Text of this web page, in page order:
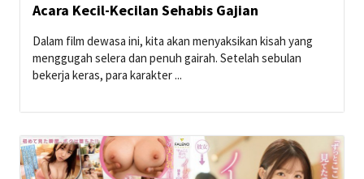
Acara Kecil-Kecilan Sehabis Gajian
Dalam film dewasa ini, kita akan menyaksikan kisah yang
menggugah selera dan penuh gairah. Setelah sebulan
bekerja keras, para karakter ...